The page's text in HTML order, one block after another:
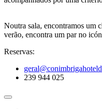
Noutra sala, encontramos um
verão, encontra um par no
Reservas:
239 944 025